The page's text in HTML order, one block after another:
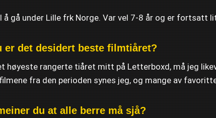
å gå under Lille frk Norge. Var vel 7-8 år og er fortsatt
er det desidert beste filmtiåret?
høyeste rangerte tiåret mitt på Letterboxd, må jeg
fra den perioden synes jeg, og mange av
du at alle berre må sjå?